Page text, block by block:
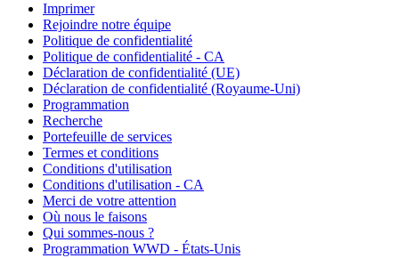
Imprimer
Rejoindre notre équipe
Politique de confidentialité
Politique de confidentialité - CA
Déclaration de confidentialité (UE)
Déclaration de confidentialité (Royaume-Uni)
Programmation
Recherche
Portefeuille de services
Termes et conditions
Conditions d'utilisation
Conditions d'utilisation - CA
Merci de votre attention
Où nous le faisons
Qui sommes-nous ?
Programmation WWD - États-Unis